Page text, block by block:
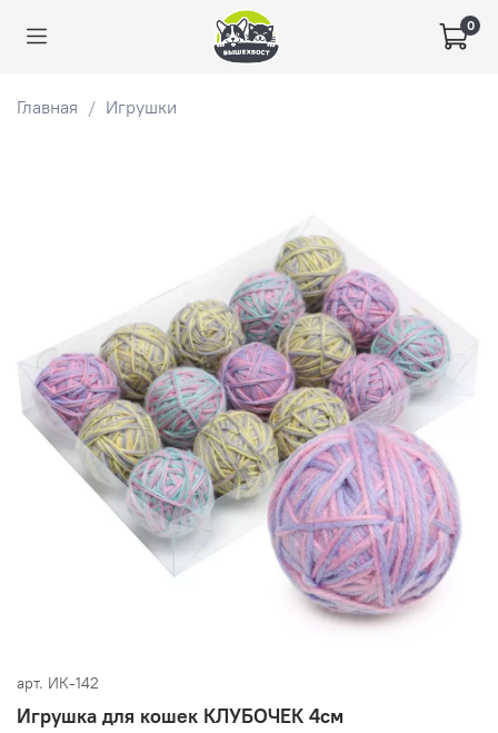
0
Главная Игрушки
арт. ИК-142
Игрушка для кошек КЛУБОЧЕК 4см